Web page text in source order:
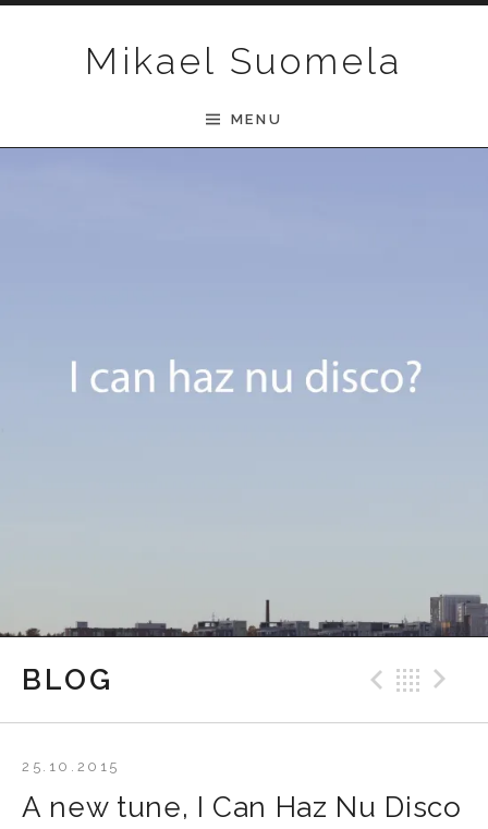
Mikael Suomela
MENU
BLOG
A new tune, I Can Haz Nu Disco
25.10.2015